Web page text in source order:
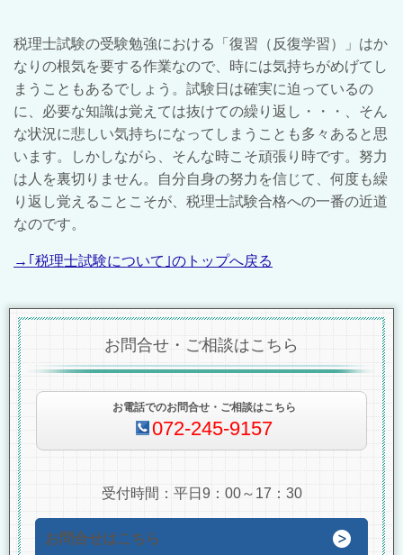
税理士試験の受験勉強における「復習（反復学習）」はか
なりの根気を要する作業なので、時には気持ちがめげてし
まうこともあるでしょう。試験日は確実に迫っているの
に、必要な知識は覚えては抜けての繰り返し・・・、そん
な状況に悲しい気持ちになってしまうことも多々あると思
います。しかしながら、そんな時こそ頑張り時です。努力
は人を裏切りません。自分自身の努力を信じて、何度も繰
り返し覚えることこそが、税理士試験合格への一番の近道
なのです。
→｢税理士試験について｣のトップへ戻る
お問合せ・ご相談はこちら
お電話でのお問合せ・ご相談はこちら
072-245-9157
受付時間：平日9：00～17：30
お問合せはこちら